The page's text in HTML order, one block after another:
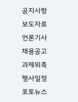
공지사항
보도자료
언론기사
채용공고
과제위촉
행사일정
포토뉴스